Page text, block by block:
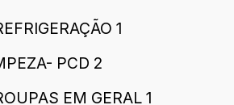
1
PCD 2
EM GERAL 1